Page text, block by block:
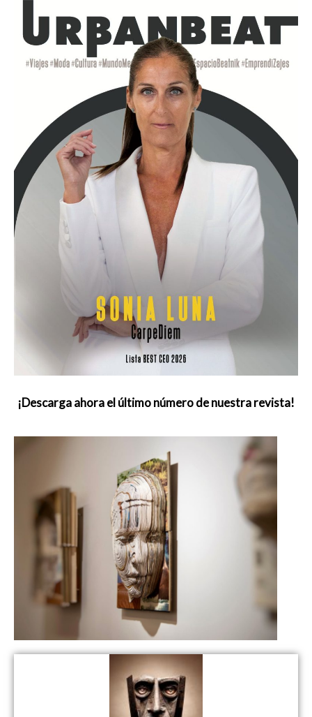
¡Descarga ahora el último número de nuestra revista!